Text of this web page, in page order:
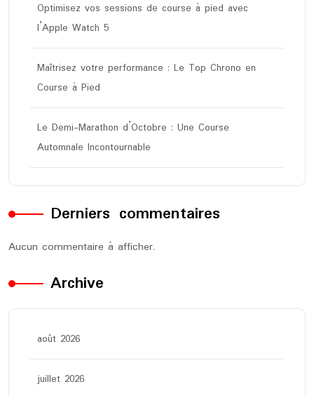
Optimisez vos sessions de course à pied avec
l’Apple Watch 5
Maîtrisez votre performance : Le Top Chrono en
Course à Pied
Le Demi-Marathon d’Octobre : Une Course
Automnale Incontournable
Derniers commentaires
Aucun commentaire à afficher.
Archive
août 2026
juillet 2026